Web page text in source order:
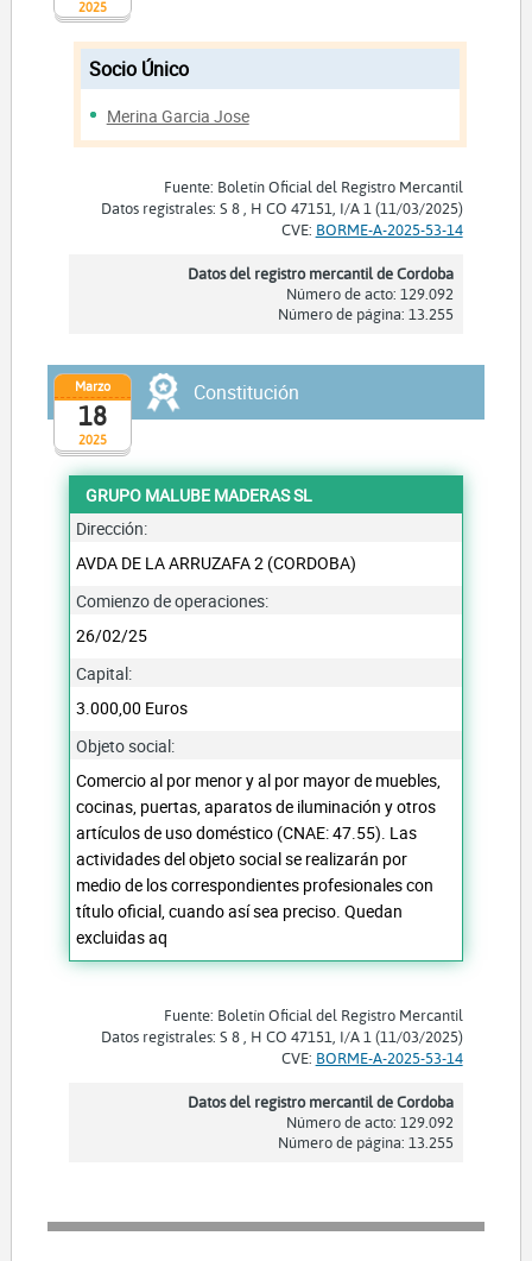
2025
Socio Único
Merina Garcia Jose
Fuente: Boletín Oficial del Registro Mercantil
Datos registrales: S 8 , H CO 47151, I/A 1 (11/03/2025)
CVE: BORME-A-2025-53-14
Datos del registro mercantil de Cordoba
Número de acto: 129.092
Número de página: 13.255
2025
Marzo
18
Constitución
GRUPO MALUBE MADERAS SL
Dirección:
AVDA DE LA ARRUZAFA 2 (CORDOBA)
Comienzo de operaciones:
26/02/25
Capital:
3.000,00 Euros
Objeto social:
Comercio al por menor y al por mayor de muebles,
cocinas, puertas, aparatos de iluminación y otros
artículos de uso doméstico (CNAE: 47.55). Las
actividades del objeto social se realizarán por
medio de los correspondientes profesionales con
título oficial, cuando así sea preciso. Quedan
excluidas aq
Fuente: Boletín Oficial del Registro Mercantil
Datos registrales: S 8 , H CO 47151, I/A 1 (11/03/2025)
CVE: BORME-A-2025-53-14
Datos del registro mercantil de Cordoba
Número de acto: 129.092
Número de página: 13.255